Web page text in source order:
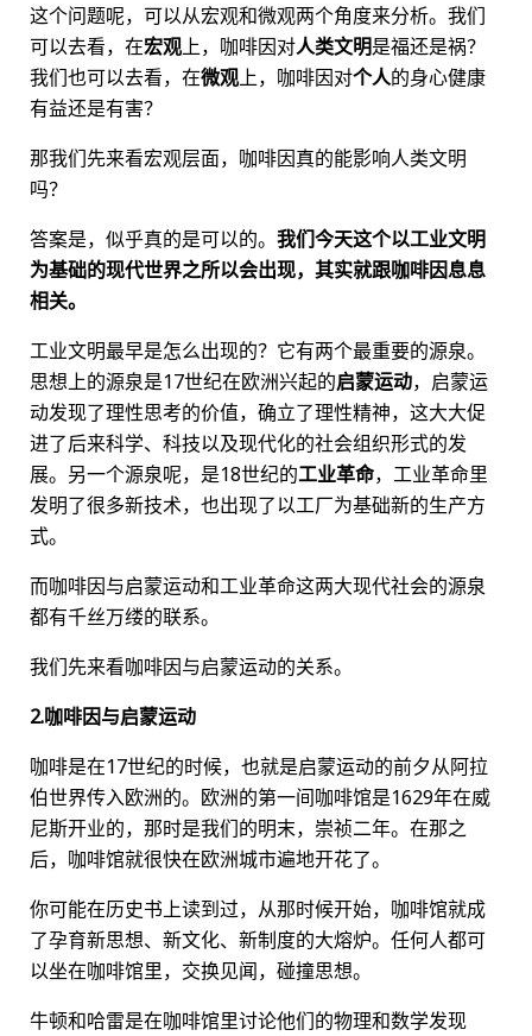
这个问题呢，可以从宏观和微观两个角度来分析。我们
可以去看，在宏观上，咖啡因对人类文明是福还是祸？
我们也可以去看，在微观上，咖啡因对个人的身心健康
有益还是有害？
那我们先来看宏观层面，咖啡因真的能影响人类文明
吗？
答案是，似乎真的是可以的。 我们今天这个以工业文明
为基础的现代世界之所以会出现，其实就跟咖啡因息息
相关。
工业文明最早是怎么出现的？它有两个最重要的源泉。
思想上的源泉是17世纪在欧洲兴起的启蒙运动，启蒙运
动发现了理性思考的价值，确立了理性精神，这大大促
进了后来科学、科技以及现代化的社会组织形式的发
展。另一个源泉呢，是18世纪的工业革命，工业革命里
发明了很多新技术，也出现了以工厂为基础新的生产方
式。
而咖啡因与启蒙运动和工业革命这两大现代社会的源泉
都有千丝万缕的联系。
我们先来看咖啡因与启蒙运动的关系。
2.咖啡因与启蒙运动
咖啡是在17世纪的时候，也就是启蒙运动的前夕从阿拉
伯世界传入欧洲的。欧洲的第一间咖啡馆是1629年在威
尼斯开业的，那时是我们的明末，崇祯二年。在那之
后，咖啡馆就很快在欧洲城市遍地开花了。
你可能在历史书上读到过，从那时候开始，咖啡馆就成
了孕育新思想、新文化、新制度的大熔炉。任何人都可
以坐在咖啡馆里，交换见闻，碰撞思想。
牛顿和哈雷是在咖啡馆里讨论他们的物理和数学发现